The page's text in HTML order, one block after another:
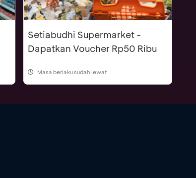
Setiabudhi Supermarket -
Dapatkan Voucher Rp50 Ribu
Masa berlaku sudah lewat